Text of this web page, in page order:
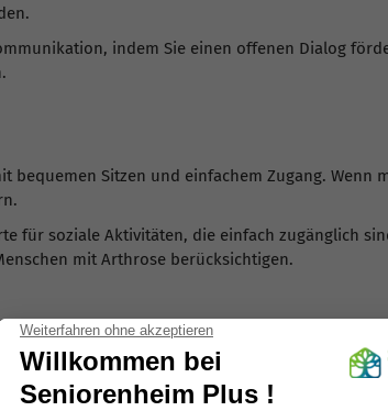
indem Sie einen offenen Dialog
bequemen Sitzen und einfachem Zugang.
für soziale Aktivitäten, die einfach zugänglich
mit Arthrose berücksichtigen.
und gut sitzende Schuhe, um den Druck